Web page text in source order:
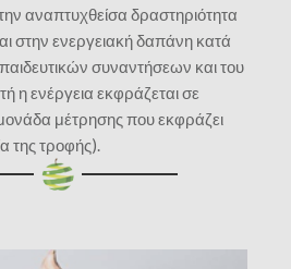
αναπτυχθείσα δραστηριότητα
στην ενεργειακή δαπάνη κατά
συναντήσεων και του
η ενέργεια εκφράζεται σε
μέτρησης που εκφράζει
της τροφής).